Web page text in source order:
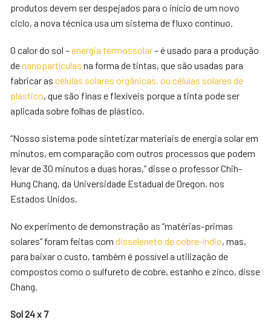
produtos devem ser despejados para o início de um novo
ciclo, a nova técnica usa um sistema de fluxo contínuo.
O calor do sol –energia termossolar– é usado para a produção
denanopartículas na forma de tintas, que são usadas para
fabricar ascélulas solares orgânicas, ou células solares de
plástico, que são finas e flexíveis porque a tinta pode ser
aplicada sobre folhas de plástico.
“Nosso sistema pode sintetizar materiais de energia solar em
minutos, em comparação com outros processos que podem
levar de 30 minutos a duas horas,” disse o professor Chih-
Hung Chang, da Universidade Estadual de Oregon, nos
Estados Unidos.
No experimento de demonstração as “matérias-primas
solares” foram feitas comdisseleneto de cobre-índio, mas,
para baixar o custo, também é possível a utilização de
compostos como o sulfureto de cobre, estanho e zinco, disse
Chang.
Sol 24 x 7